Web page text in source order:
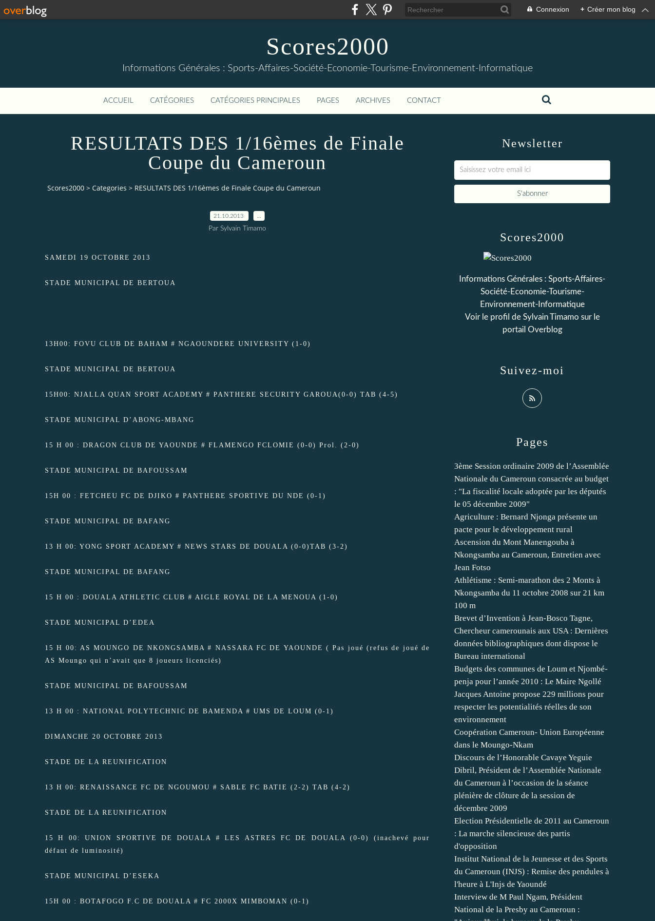
Connexion + Créer mon blog
Scores2000
Informations Générales : Sports-Affaires-Société-Economie-Tourisme-Environnement-Informatique
ACCUEIL CATÉGORIES CATÉGORIES PRINCIPALES PAGES ARCHIVES CONTACT
RESULTATS DES 1/16èmes de Finale
Coupe du Cameroun
Scores2000 > Categories > RESULTATS DES 1/16èmes de Finale Coupe du Cameroun
21.10.2013
Par Sylvain Timamo
SAMEDI 19 OCTOBRE 2013
STADE MUNICIPAL DE BERTOUA
13H00: FOVU CLUB DE BAHAM # NGAOUNDERE UNIVERSITY (1-0)
STADE MUNICIPAL DE BERTOUA
15H00: NJALLA QUAN SPORT ACADEMY # PANTHERE SECURITY GAROUA(0-0) TAB (4-5)
STADE MUNICIPAL D’ABONG-MBANG
15 H 00 : DRAGON CLUB DE YAOUNDE # FLAMENGO FCLOMIE (0-0) Prol. (2-0)
STADE MUNICIPAL DE BAFOUSSAM
15H 00 : FETCHEU FC DE DJIKO # PANTHERE SPORTIVE DU NDE (0-1)
STADE MUNICIPAL DE BAFANG
13 H 00: YONG SPORT ACADEMY # NEWS STARS DE DOUALA (0-0)TAB (3-2)
STADE MUNICIPAL DE BAFANG
15 H 00 : DOUALA ATHLETIC CLUB # AIGLE ROYAL DE LA MENOUA (1-0)
STADE MUNICIPAL D’EDEA
15 H 00: AS MOUNGO DE NKONGSAMBA # NASSARA FC DE YAOUNDE ( Pas joué (refus de joué de
AS Moungo qui n’avait que 8 joueurs licenciés)
STADE MUNICIPAL DE BAFOUSSAM
13 H 00 : NATIONAL POLYTECHNIC DE BAMENDA # UMS DE LOUM (0-1)
DIMANCHE 20 OCTOBRE 2013
STADE DE LA REUNIFICATION
13 H 00: RENAISSANCE FC DE NGOUMOU # SABLE FC BATIE (2-2) TAB (4-2)
STADE DE LA REUNIFICATION
15 H 00: UNION SPORTIVE DE DOUALA # LES ASTRES FC DE DOUALA (0-0) (inachevé pour
défaut de luminosité)
STADE MUNICIPAL D’ESEKA
15H 00 : BOTAFOGO F.C DE DOUALA # FC 2000X MIMBOMAN (0-1)
Newsletter
Pages
3ème Session ordinaire 2009 de l’Assemblée
Nationale du Cameroun consacrée au budget
: "La fiscalité locale adoptée par les députés
le 05 décembre 2009"
Agriculture : Bernard Njonga présente un
pacte pour le développement rural
Ascension du Mont Manengouba à
Nkongsamba au Cameroun, Entretien avec
Jean Fotso
Athlétisme : Semi-marathon des 2 Monts à
Nkongsamba du 11 octobre 2008 sur 21 km
100 m
Brevet d’Invention à Jean-Bosco Tagne,
Chercheur camerounais aux USA : Dernières
données bibliographiques dont dispose le
Bureau international
Budgets des communes de Loum et Njombé-
penja pour l’année 2010 : Le Maire Ngollé
Jacques Antoine propose 229 millions pour
respecter les potentialités réelles de son
environnement
Coopération Cameroun- Union Européenne
dans le Moungo-Nkam
Discours de l’Honorable Cavaye Yeguie
Dibril, Président de l’Assemblée Nationale
du Cameroun à l’occasion de la séance
plénière de clôture de la session de
décembre 2009
Election Présidentielle de 2011 au Cameroun
: La marche silencieuse des partis
d'opposition
Institut National de la Jeunesse et des Sports
du Cameroun (INJS) : Remise des pendules à
l'heure à L'Injs de Yaoundé
Interview de M Paul Ngam, Président
National de la Presby au Cameroun :
Scores2000
Informations Générales : Sports-Affaires-
Société-Economie-Tourisme-
Environnement-Informatique
Voir le profil de Sylvain Timamo sur le
portail Overblog
Suivez-moi